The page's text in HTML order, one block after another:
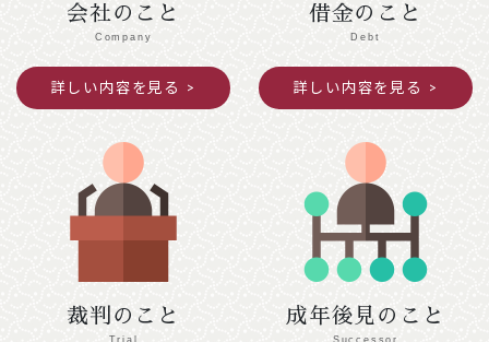
2025年11月25日
令和７年度京都司法書士会新人研修の御案内
391.5KB
2025年10月09日
民法（遺言関係）等の改正に関する中間試案
会社のこと
Company
詳しい内容を見る
借金のこと
Debt
詳しい内容を見る
裁判のこと
Trial
成年後見のこと
Successor